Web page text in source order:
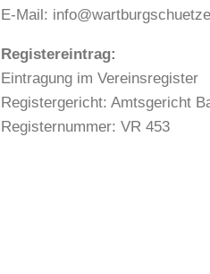
E-Mail:
Registereintrag:
Eintragung im Vereinsregister
Registergericht: Amtsgericht
Registernummer: VR 453